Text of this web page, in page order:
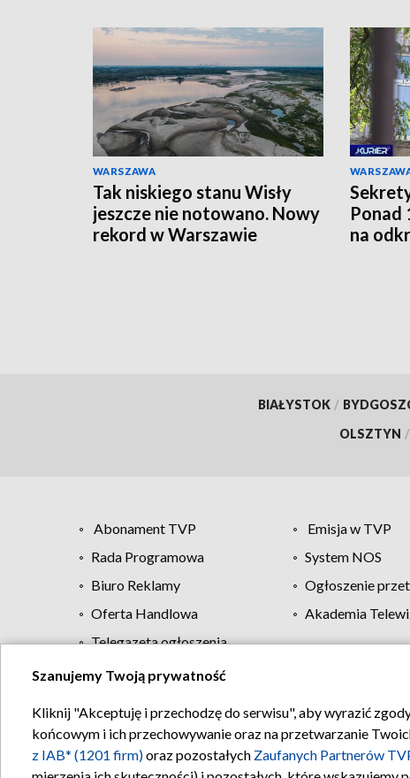
WARSZAWA
Tak niskiego stanu Wisły
jeszcze nie notowano. Nowy
rekord w Warszawie
Ponad
na
BIAŁYSTOK /
OLSZTYN /
Abonament TVP Emisja w TVP
Rada Programowa
System NOS
Biuro Reklamy
Ogłoszenie
Oferta Handlowa
Akademia
Telegazeta ogłoszenia
Regulamin TVP
Szanujemy Twoją prywatność
Kliknij "Akceptuję i przechodzę do serwisu", aby wyrazić
końcowym i ich przechowywanie oraz na przetwarzanie
z IAB* (1201 firm)oraz pozostałych Zaufanych Partnerów